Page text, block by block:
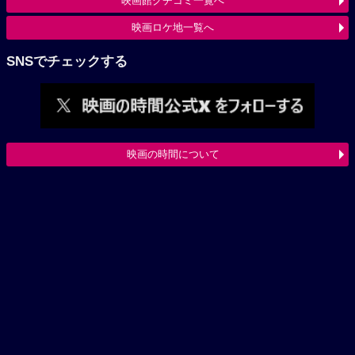
映画ロケ地一覧へ
SNSでチェックする
映画の時間について